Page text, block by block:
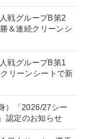
戦グループB第2
＆連続クリーンシ
戦グループB第1
リーンシートで新
）「2026/27シー
認定のお知らせ